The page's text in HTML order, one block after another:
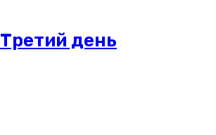
Третий день